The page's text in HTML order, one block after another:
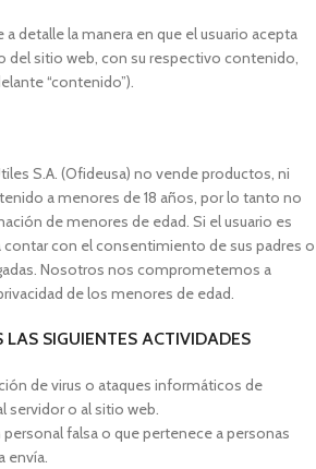
a detalle la manera en que el usuario acepta
del sitio web, con su respectivo contenido,
“contenido”).
S.A. (Ofideusa) no vende productos, ni
a menores de 18 años, por lo tanto no
de menores de edad. Si el usuario es
contar con el consentimiento de sus padres o
Nosotros nos comprometemos a
de los menores de edad.
SIGUIENTES ACTIVIDADES
de virus o ataques informáticos de
servidor o al sitio web.
falsa o que pertenece a personas
envía.